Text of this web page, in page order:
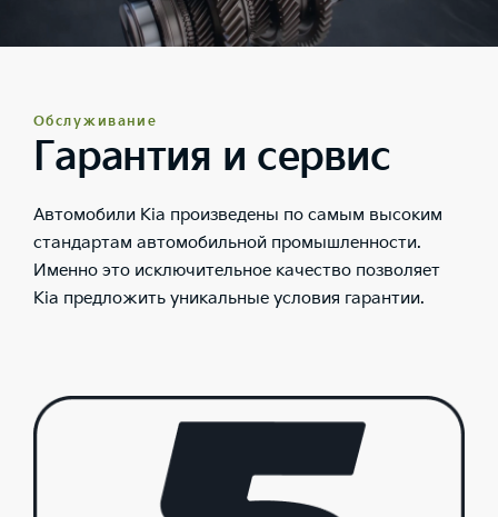
Обслуживание
Гарантия и сервис
Автомобили Kia произведены по самым высоким
стандартам автомобильной промышленности.
Именно это исключительное качество позволяет
Kia предложить уникальные условия гарантии.